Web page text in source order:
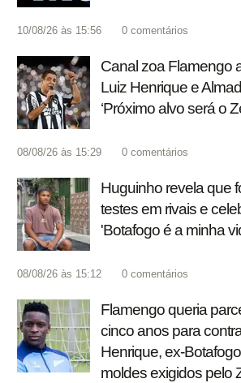
10/08/26 às 15:56 0 comentários
Canal zoa Flamengo
Luiz Henrique e
‘Próximo alvo será o
08/08/26 às 15:29 0 comentários
Huguinho revela que
testes em rivais e
'Botafogo é a minha
08/08/26 às 15:12 0 comentários
Flamengo queria
cinco anos para
Henrique, ex-
moldes exigidos pelo